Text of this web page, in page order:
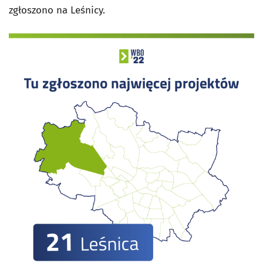
zgłoszono na Leśnicy.